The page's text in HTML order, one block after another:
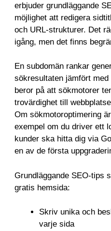
erbjuder grundläggande
möjlighet att redigera
och URL-strukturer. Det
igång, men det finns
En subdomän rankar
sökresultaten jämfört med
beror på att sökmotorer
trovärdighet till
Om sökmotoroptimering
exempel om du driver ett
kunder ska hitta dig via
en av de första
Grundläggande SEO-tips
gratis hemsida:
Skriv unika och
varje sida